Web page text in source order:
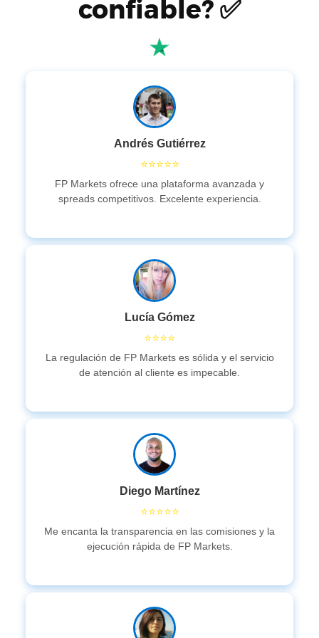
confiable? ✅
Andrés Gutiérrez
⭐⭐⭐⭐⭐
FP Markets ofrece una plataforma avanzada y
spreads competitivos. Excelente experiencia.
Lucía Gómez
⭐⭐⭐⭐
La regulación de FP Markets es sólida y el servicio
de atención al cliente es impecable.
Diego Martínez
⭐⭐⭐⭐⭐
Me encanta la transparencia en las comisiones y la
ejecución rápida de FP Markets.